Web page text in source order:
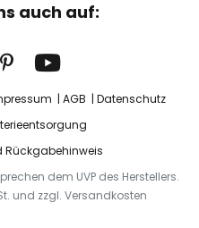
auch auf:
AGB
Datenschutz
dem UVP des Herstellers.
und zzgl. Versandkosten